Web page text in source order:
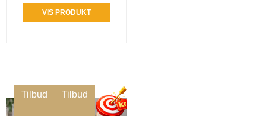
VIS PRODUKT
Tilbud Tilbud